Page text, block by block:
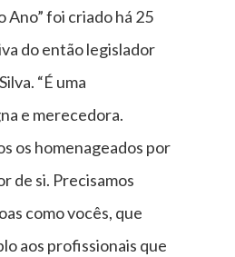
Ano” foi criado há 25
do então legislador
“É uma
e merecedora.
os homenageados por
de si. Precisamos
como vocês, que
aos profissionais que